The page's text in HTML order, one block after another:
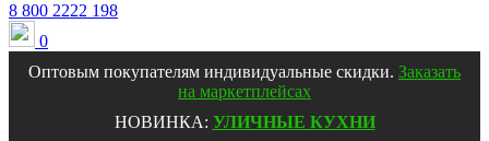
8 800 2222 198
0
Оптовым покупателям индивидуальные скидки. Заказать
на маркетплейсах
НОВИНКА: УЛИЧНЫЕ КУХНИ